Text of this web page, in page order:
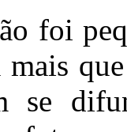
foi
se